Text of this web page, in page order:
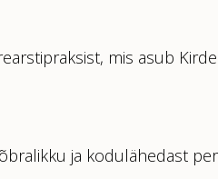
mis asub
ja kodulähedast